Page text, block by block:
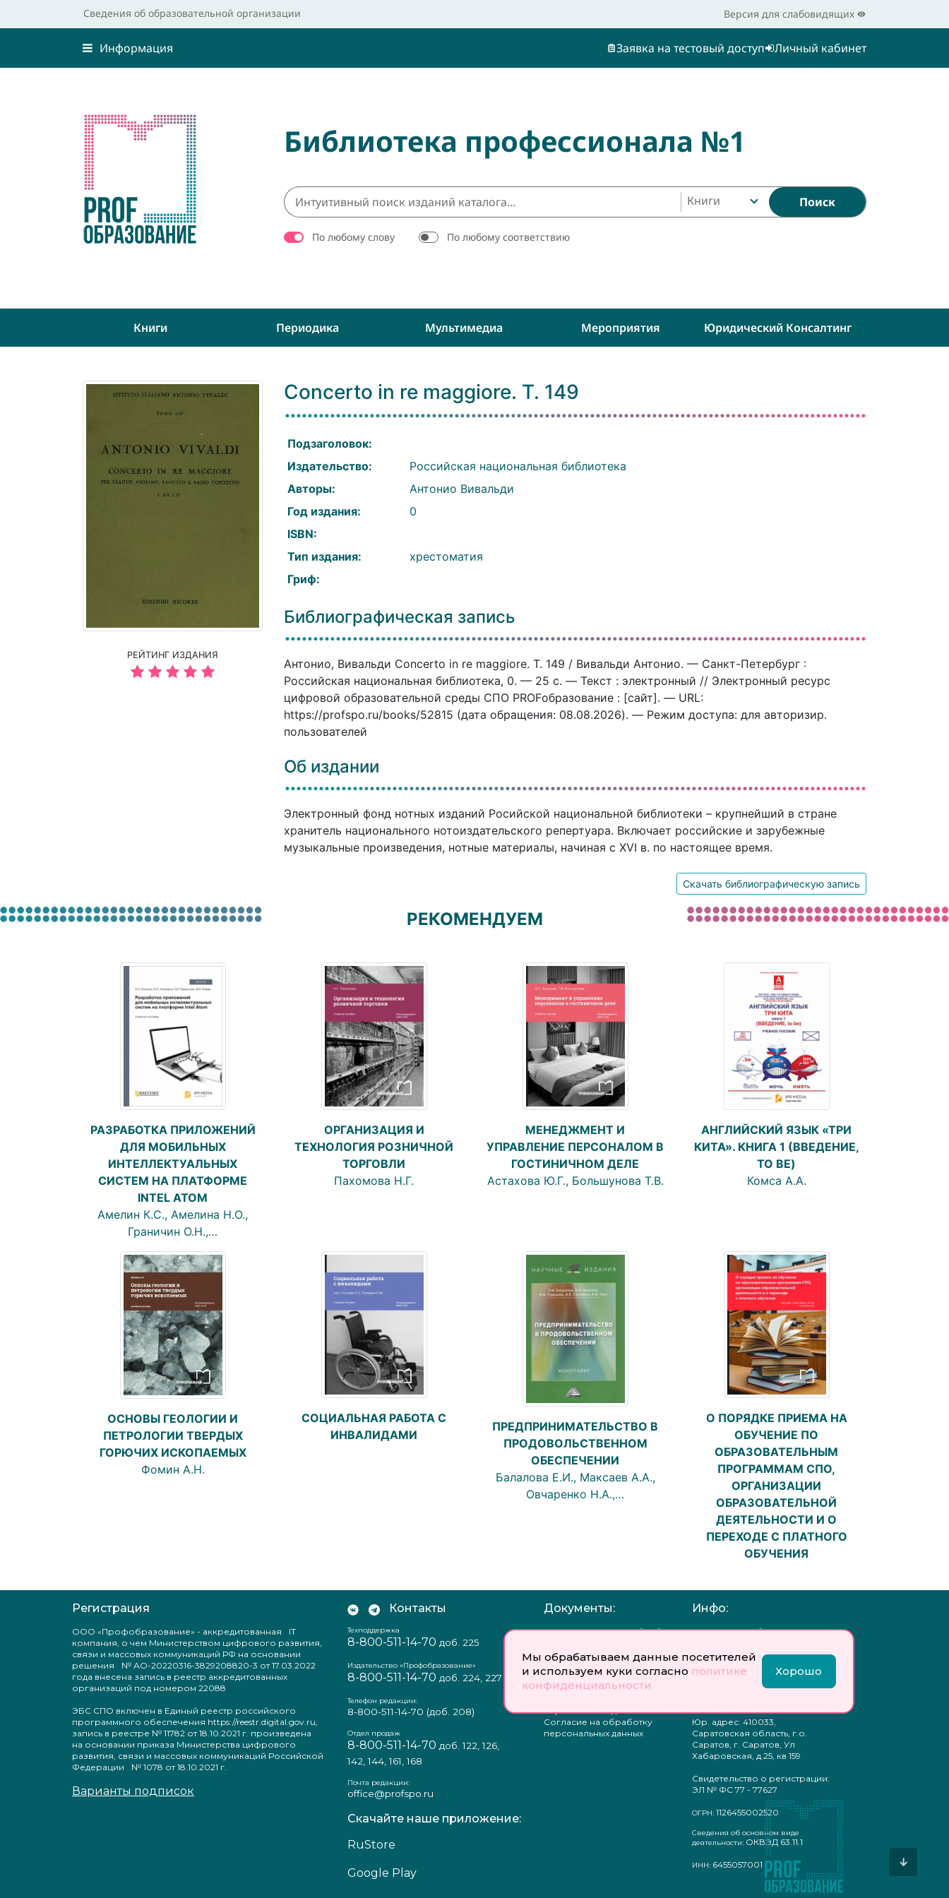
Мы обрабатываем данные посетителей
и используем куки согласно политике
конфиденциальности
Хорошо
Сведения об образовательной организации Версия для слабовидящих
Информация Заявка на тестовый доступ Личный кабинет
Библиотека профессионала №1
Книги Поиск
По любому слову По любому соответствию
Книги Периодика Мультимедиа Мероприятия Юридический Консалтинг
РЕЙТИНГ ИЗДАНИЯ
Concerto in re maggiore. T. 149
Подзаголовок:
Издательство:
Российская национальная библиотека
Авторы:
Антонио Вивальди
Год издания:
0
ISBN:
Тип издания:
хрестоматия
Гриф:
Библиографическая запись
Антонио, Вивальди Concerto in re maggiore. T. 149 / Вивальди Антонио. — Санкт-Петербург :
Российская национальная библиотека, 0. — 25 c. — Текст : электронный // Электронный ресурс
цифровой образовательной среды СПО PROFобразование : [сайт]. — URL:
https://profspo.ru/books/52815 (дата обращения: 08.08.2026). — Режим доступа: для авторизир.
пользователей
Об издании
Электронный фонд нотных изданий Росийской национальной библиотеки – крупнейший в стране
хранитель национального нотоиздательского репертуара. Включает российские и зарубежные
музыкальные произведения, нотные материалы, начиная с XVI в. по настоящее время.
Скачать библиографическую запись
РЕКОМЕНДУЕМ
РАЗРАБОТКА ПРИЛОЖЕНИЙ
ДЛЯ МОБИЛЬНЫХ
ИНТЕЛЛЕКТУАЛЬНЫХ
СИСТЕМ НА ПЛАТФОРМЕ
INTEL ATOM
Амелин К.С., Амелина Н.О.,
Граничин О.Н.,…
ОРГАНИЗАЦИЯ И
ТЕХНОЛОГИЯ РОЗНИЧНОЙ
ТОРГОВЛИ
Пахомова Н.Г.
МЕНЕДЖМЕНТ И
УПРАВЛЕНИЕ ПЕРСОНАЛОМ В
ГОСТИНИЧНОМ ДЕЛЕ
Астахова Ю.Г., Большунова Т.В.
АНГЛИЙСКИЙ ЯЗЫК «ТРИ
КИТА». КНИГА 1 (ВВЕДЕНИЕ,
TO BE)
Комса А.А.
ОСНОВЫ ГЕОЛОГИИ И
ПЕТРОЛОГИИ ТВЕРДЫХ
ГОРЮЧИХ ИСКОПАЕМЫХ
Фомин А.Н.
СОЦИАЛЬНАЯ РАБОТА С
ИНВАЛИДАМИ
ПРЕДПРИНИМАТЕЛЬСТВО В
ПРОДОВОЛЬСТВЕННОМ
ОБЕСПЕЧЕНИИ
Балалова Е.И., Максаев А.А.,
Овчаренко Н.А.,…
О ПОРЯДКЕ ПРИЕМА НА
ОБУЧЕНИЕ ПО
ОБРАЗОВАТЕЛЬНЫМ
ПРОГРАММАМ СПО,
ОРГАНИЗАЦИИ
ОБРАЗОВАТЕЛЬНОЙ
ДЕЯТЕЛЬНОСТИ И О
ПЕРЕХОДЕ С ПЛАТНОГО
ОБУЧЕНИЯ
Регистрация
ООО «Профобразование» - аккредитованная IT
компания, о чем Министерством цифрового развития,
связи и массовых коммуникаций РФ на основании
решения № АО-20220316-3829208820-3 от 17.03.2022
года внесена запись в реестр аккредитованных
организаций под номером 22088
ЭБС СПО включен в Единый реестр российского
программного обеспечения https://reestr.digital.gov.ru,
запись в реестре № 11782 от 18.10.2021 г. произведена
на основании приказа Министерства цифрового
развития, связи и массовых коммуникаций Российской
Федерации № 1078 от 18.10.2021 г.
Варианты подписок
Контакты
Техподдержка
8-800-511-14-70 доб. 225
Издательство «Профобразование»
8-800-511-14-70 доб. 224, 227
Телефон редакции:
8-800-511-14-70 (доб. 208)
Отдел продаж
8-800-511-14-70 доб. 122, 126,
142, 144, 161, 168
Почта редакции:
office@profspo.ru
Скачайте наше приложение:
RuStore
Google Play
Документы:
Отзыв согласия на обработку
Пользовательское
соглашение
Политика
конфиденциальности
персональных данных
Согласие на обработку
персональных данных
Инфо:
Учредитель: Общество с
ответственностью
«Профобразование»
Главный редактор: Богатырева
Юр. адрес: 410033,
Саратовская область, г.о.
Саратов, г. Саратов, Ул
Хабаровская, д.25, кв 159
Свидетельство о регистрации:
ЭЛ № ФС 77 - 77627
ОГРН: 1126455002520
Сведения об основном виде
деятельности: ОКВЭД 63.11.1
ИНН: 6455057001 ↓